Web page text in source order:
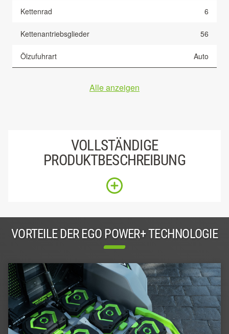
Kettenrad 6
Kettenantriebsglieder 56
Ölzufuhrart Auto
Alle anzeigen
VOLLSTÄNDIGE
PRODUKTBESCHREIBUNG
VORTEILE DER EGO POWER+ TECHNOLOGIE